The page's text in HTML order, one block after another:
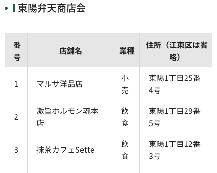
東陽弁天商店会
番
号
店舗名 業種
住所（江東区は省
略）
1 マルサ洋品店
小
売
東陽1丁目25番
4号
2
激旨ホルモン魂本
店
飲
食
東陽1丁目29番
5号
3 抹茶カフェSette
飲
食
東陽1丁目12番
3号